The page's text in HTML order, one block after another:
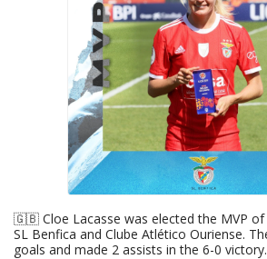
🇬🇧 Cloe Lacasse was elected the MVP
SL Benfica and Clube Atlético Ouriense.
goals and made 2 assists in the 6-0